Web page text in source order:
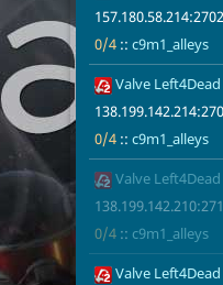
0/4 :: c9m1_alleys
Valve
0/4 :: c9m1_alleys
Valve
0/4 :: c9m1_alleys
Valve